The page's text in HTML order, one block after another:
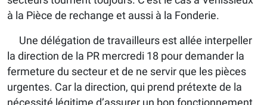
à la Pièce de rechange et aussi à la Fonderie.
Une délégation de travailleurs est allée interpeller
la direction de la PR mercredi 18 pour demander la
fermeture du secteur et de ne servir que les pièces
urgentes. Car la direction, qui prend prétexte de la
nécessité légitime d’assurer un bon fonctionnement